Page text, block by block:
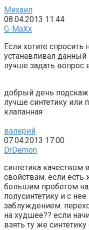
Михаил
08.04.2013 11:44
G-MaXx
Если хотите спросить
устанавливал данный
лучше задать вопрос
добрый день
лучше синтетику или
клапанная
валерий
07.04.2013 17:00
DrDemon
синтетика
свойствам. если есть
большим пробегом
полусинтетику и с
заблуждением.
на худшее?? если
взять ту же